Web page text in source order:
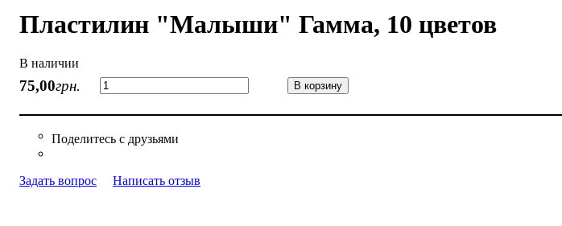
Пластилин "Малыши" Гамма, 10 цветов
В наличии
75,00грн. В корзину
Задать вопрос Написать отзыв